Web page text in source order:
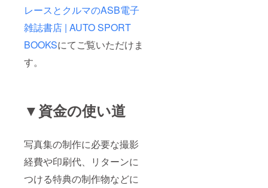
レースとクルマのASB電子
雑誌書店 | AUTO SPORT
BOOKSにてご覧いただけま
す。
▼資金の使い道
写真集の制作に必要な撮影
経費や印刷代、リターンに
つける特典の制作物などに